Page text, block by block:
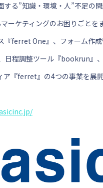
する”知識・環境・人”不足の
ーケティングのお困りごとを
『ferret One』、フォーム作
日程調整ツール『bookrun』
ア『ferret』の4つの事業を展開